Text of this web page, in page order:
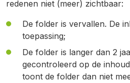
redenen niet (meer) zichtbaar:
De folder is vervallen. De
toepassing;
De folder is langer dan 2
gecontroleerd op de
toont de folder dan niet